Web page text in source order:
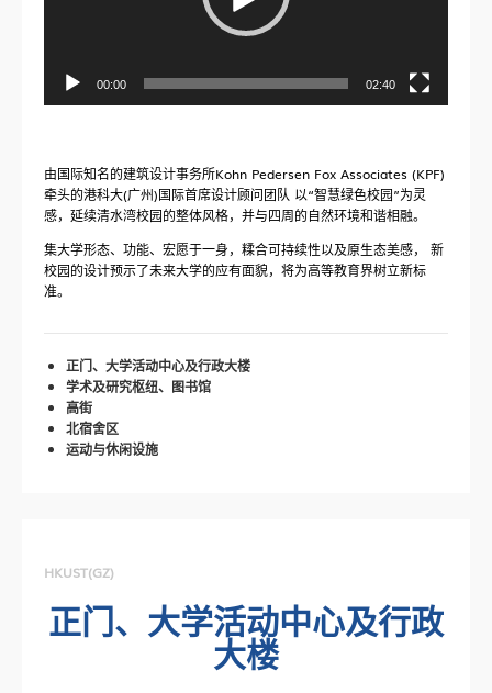
00:00 02:40
由国际知名的建筑设计事务所Kohn Pedersen Fox Associates (KPF)
牵头的港科大(广州)国际首席设计顾问团队 以“智慧绿色校园”为灵
感，延续清水湾校园的整体风格，并与四周的自然环境和谐相融。
集大学形态、功能、宏愿于一身，糅合可持续性以及原生态美感， 新
校园的设计预示了未来大学的应有面貌，将为高等教育界树立新标
准。
正门、大学活动中心及行政大楼
学术及研究枢纽、图书馆
高街
北宿舍区
运动与休闲设施
HKUST(GZ)
正门、大学活动中心及行政
大楼